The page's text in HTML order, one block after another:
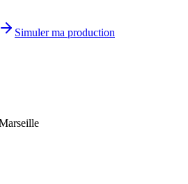
Simuler ma production